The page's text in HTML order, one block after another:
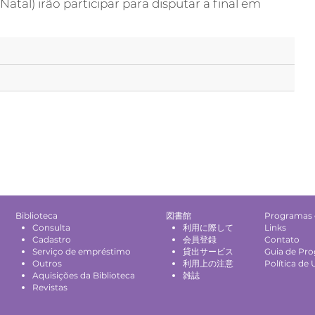
irão participar para disputar a final em
Biblioteca
Consulta
Cadastro
Serviço de empréstimo
Outros
Aquisições da Biblioteca
Revistas
図書館
利用に際して
会員登録
貸出サービス
利用上の注意
雑誌
Programas
Links
Contato
Guia de
Política de